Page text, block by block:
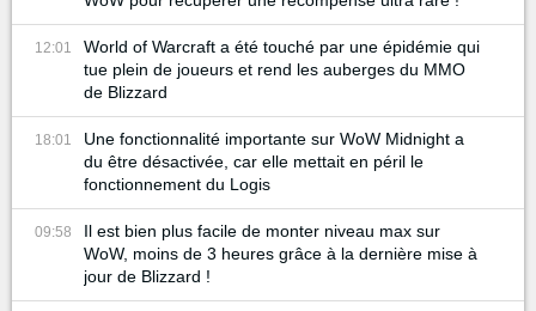
12:01
World of Warcraft a été touché par une épidémie qui
tue plein de joueurs et rend les auberges du MMO
de Blizzard
18:01
Une fonctionnalité importante sur WoW Midnight a
du être désactivée, car elle mettait en péril le
fonctionnement du Logis
09:58
Il est bien plus facile de monter niveau max sur
WoW, moins de 3 heures grâce à la dernière mise à
jour de Blizzard !